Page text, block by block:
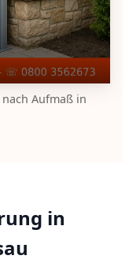
Aufmaß in
in